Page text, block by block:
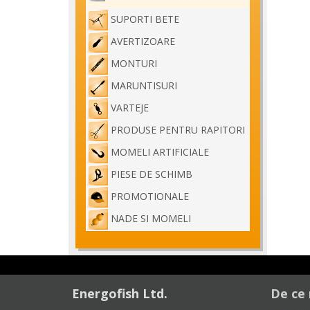
SUPORTI BETE
AVERTIZOARE
MONTURI
MARUNTISURI
VARTEJE
PRODUSE PENTRU RAPITORI
MOMELI ARTIFICIALE
PIESE DE SCHIMB
PROMOTIONALE
NADE SI MOMELI
Energofish Ltd. De ce